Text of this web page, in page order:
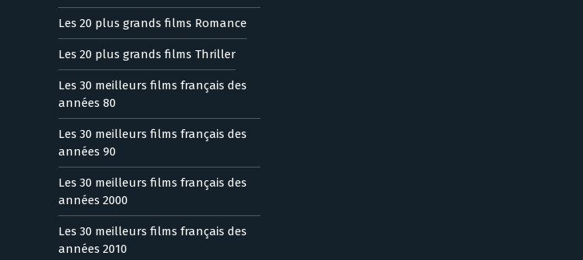
Les 20 plus grands films Romance
Les 20 plus grands films Thriller
Les 30 meilleurs films français des
années 80
Les 30 meilleurs films français des
années 90
Les 30 meilleurs films français des
années 2000
Les 30 meilleurs films français des
années 2010